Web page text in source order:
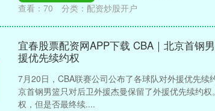
查看： 70 分类： 配资炒股开户
宜春股票配资网APP下载 CBA｜北京首钢
援优先续约权
7月20日，CBA联赛公司公布了各球队对外援优先续
京首钢男篮只对后卫外援杰曼保留了外援优先续约
权，但是否最终续....